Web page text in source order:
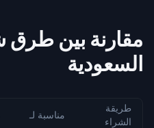
السعودية
طريقة
الشراء
مناسبة لـ